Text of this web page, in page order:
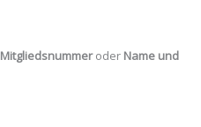
Mitgliedsnummeroder Name und